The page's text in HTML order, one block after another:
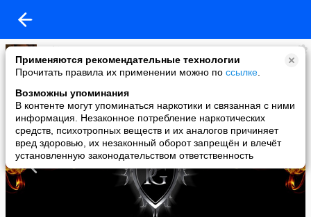
Применяются рекомендательные технологии
Прочитать правила их применении можно по ссылке
Возможны упоминания
В контенте могут упоминаться наркотики и связанная с ними
информация. Незаконное потребление наркотических
средств, психотропных веществ и их аналогов причиняет
вред здоровью, их незаконный оборот запрещён и влечёт
установленную законодательством ответственность
Sphinx
added a photo
20 May в 19:48